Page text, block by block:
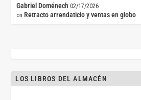
Gabriel Doménech 02/17/2026
on Retracto arrendaticio y ventas en globo
LOS LIBROS DEL ALMACÉN